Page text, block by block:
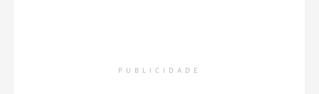
PUBLICIDADE